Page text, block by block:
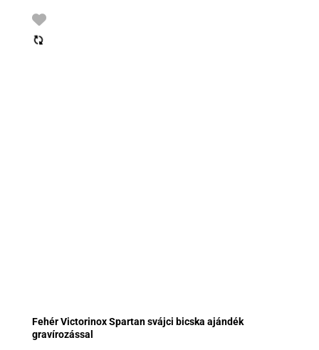
Fehér Victorinox Spartan svájci bicska ajándék
gravírozással